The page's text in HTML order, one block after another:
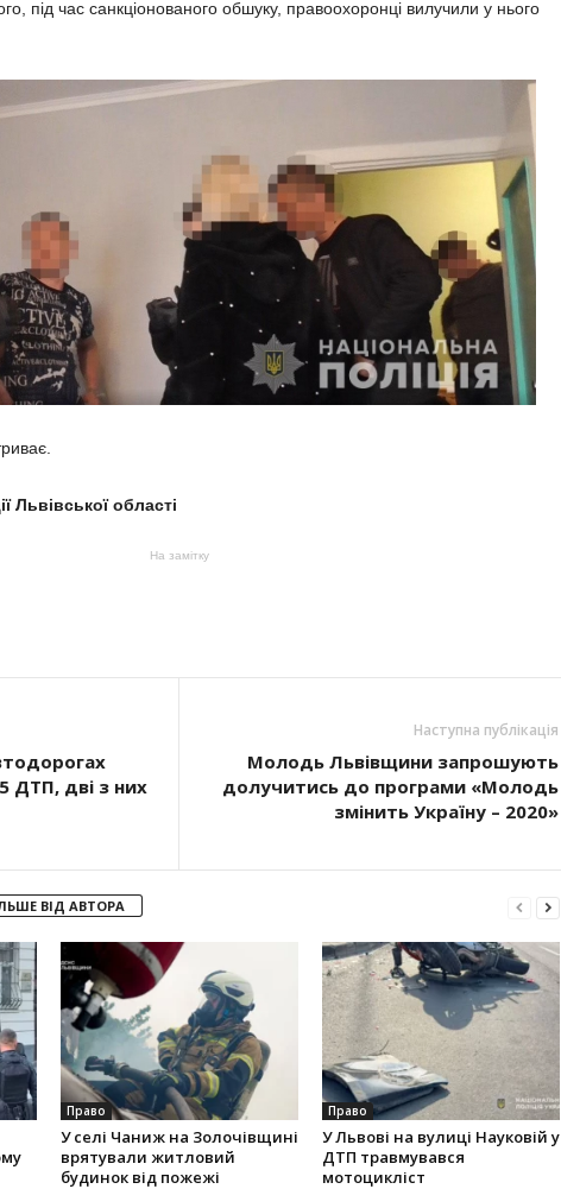
під час санкціонованого обшуку, правоохоронці вилучили у нього
Львівської області
На замітку
ДТП, дві з них
Наступна публікація
Молодь Львівщини запрошують
долучитись до програми «Молодь
змінить Україну – 2020»
ВІД АВТОРА
Право
У селі Чаниж на Золочівщині
врятували житловий
будинок від пожежі
Право
У Львові на вулиці Науковій у
ДТП травмувався
мотоцикліст